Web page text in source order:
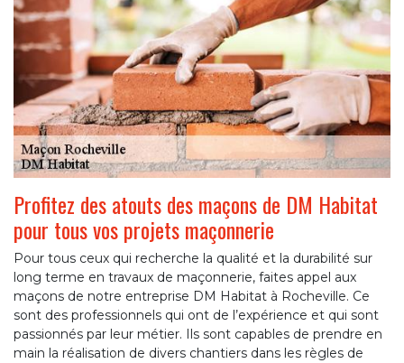
Profitez des atouts des maçons de DM Habitat
pour tous vos projets maçonnerie
Pour tous ceux qui recherche la qualité et la durabilité sur
long terme en travaux de maçonnerie, faites appel aux
maçons de notre entreprise DM Habitat à Rocheville. Ce
sont des professionnels qui ont de l’expérience et qui sont
passionnés par leur métier. Ils sont capables de prendre en
main la réalisation de divers chantiers dans les règles de